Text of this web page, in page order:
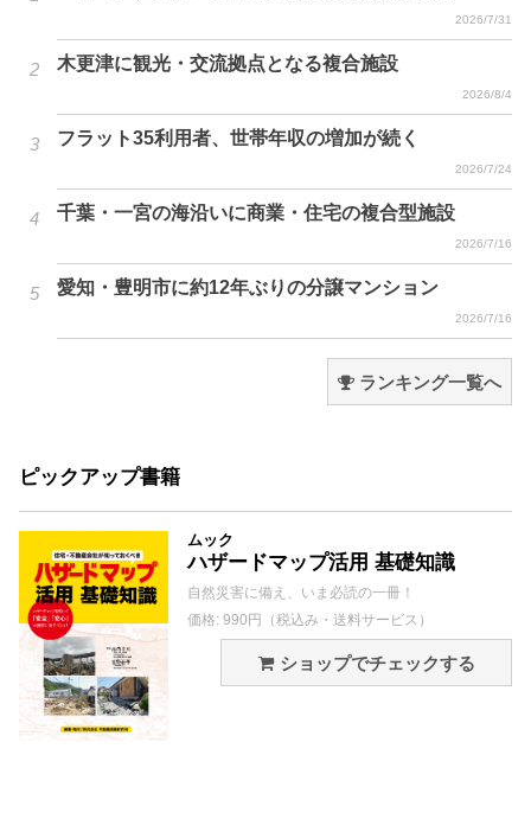
2026/7/31
木更津に観光・交流拠点となる複合施設
2026/8/4
フラット35利用者、世帯年収の増加が続く
2026/7/24
千葉・一宮の海沿いに商業・住宅の複合型施設
2026/7/16
愛知・豊明市に約12年ぶりの分譲マンション
2026/7/16
ランキング一覧へ
ピックアップ書籍
ムック
ハザードマップ活用 基礎知識
自然災害に備え、いま必読の一冊！
価格: 990円（税込み・送料サービス）
ショップでチェックする